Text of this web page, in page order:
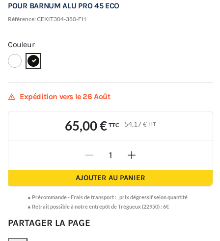
POUR BARNUM ALU PRO 45 ECO
Référence: CEKIT304-380-FH
Couleur
warning Expédition vers le 26 Août
65,00 € TTC 54,17 € HT
- +
AJOUTER AU PANIER
● Précommande -Frais de transport : prix dégressif selon quantité
● Retrait possible à notre entrepôt de Trégueux (22950) : 6€
PARTAGER LA PAGE